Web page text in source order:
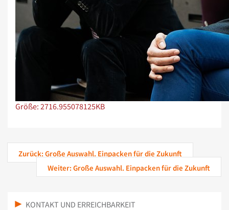
Zeige Bild in voller Größe…
Größe: 2716.955078125KB
Zurück: Große Auswahl. Einpacken für die Zukunft
Weiter: Große Auswahl. Einpacken für die Zukunft
KONTAKT UND ERREICHBARKEIT